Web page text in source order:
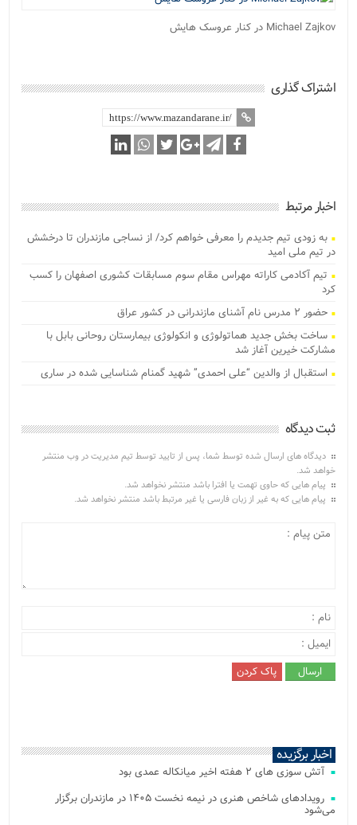
Michael Zajkov در کنار عروسک هایش
اشتراک گذاری
اخبار مرتبط
به زودی تیم جدیدم را معرفی خواهم کرد/ از نساجی مازندران تا درخشش
در تیم ملی امید
تیم آکادمی کاراته مهراس مقام سوم مسابقات کشوری اصفهان را کسب
کرد
حضور ۲ مدرس نام آشنای مازندرانی در کشور عراق
ساخت بخش جدید هماتولوژی و انکولوژی بیمارستان روحانی بابل با
مشارکت خیرین آغاز شد
استقبال از والدین “علی احمدی” شهید گمنام شناسایی شده در ساری
ثبت دیدگاه
دیدگاه های ارسال شده توسط شما، پس از تایید توسط تیم مدیریت در وب منتشر
خواهد شد.
پیام هایی که حاوی تهمت یا افترا باشد منتشر نخواهد شد.
پیام هایی که به غیر از زبان فارسی یا غیر مرتبط باشد منتشر نخواهد شد.
اخبار برگزیده
آتش‌ سوزی‌ های ۲ هفته اخیر میانکاله عمدی بود
رویدادهای شاخص هنری در نیمه نخست ۱۴۰۵ در مازندران برگزار
می‌شود